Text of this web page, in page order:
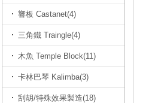
響板 Castanet(4)
三角鐵 Traingle(4)
木魚 Temple Block(11)
卡林巴琴 Kalimba(3)
刮胡/特殊效果製造(18)